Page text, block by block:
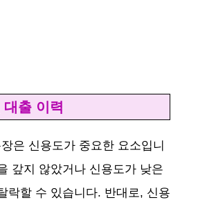
출 이력
은 신용도가 중요한 요소입니
갚지 않았거나 신용도가 낮은
락할 수 있습니다. 반대로, 신용